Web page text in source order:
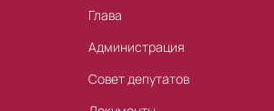
Глава
Администрация
Совет депутатов